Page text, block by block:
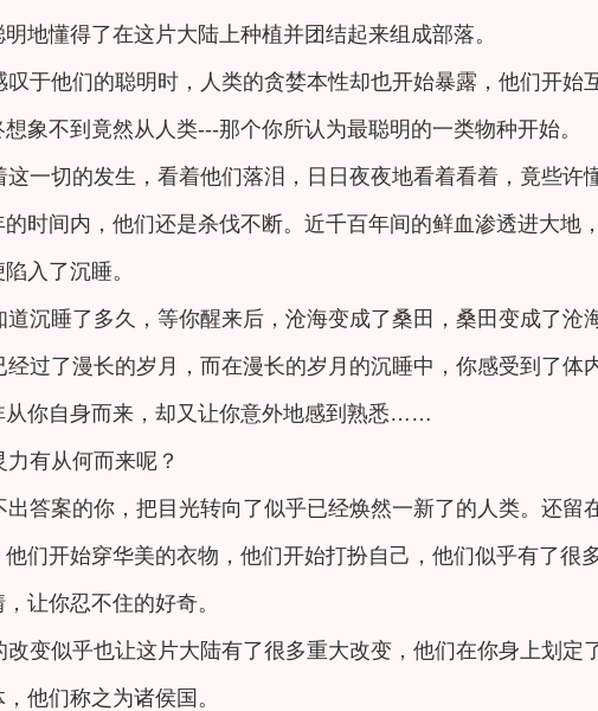
地懂得了在这片大陆上种植并团结起来组成部落。
叹于他们的聪明时，人类的贪婪本性却也开始暴露，他们开
象不到竟然从人类---那个你所认为最聪明的一类物种开始。
这一切的发生，看着他们落泪，日日夜夜地看着看着，竟些
时间内，他们还是杀伐不断。近千百年间的鲜血渗透进大
入了沉睡。
道沉睡了多久，等你醒来后，沧海变成了桑田，桑田变成了沧海
经过了漫长的岁月，而在漫长的岁月的沉睡中，你感受到了
从你自身而来，却又让你意外地感到熟悉……
力有从何而来呢？
出答案的你，把目光转向了似乎已经焕然一新了的人类。还
他们开始穿华美的衣物，他们开始打扮自己，他们似乎有了
让你忍不住的好奇。
改变似乎也让这片大陆有了很多重大改变，他们在你身上划
他们称之为诸侯国。